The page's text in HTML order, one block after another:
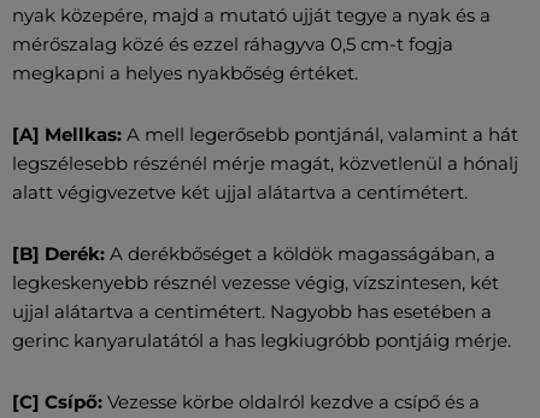
nyak közepére, majd a mutató ujját tegye a nyak és a
mérőszalag közé és ezzel ráhagyva 0,5 cm-t fogja
megkapni a helyes nyakbőség értéket.
[A] Mellkas: A mell legerősebb pontjánál, valamint a hát
legszélesebb részénél mérje magát, közvetlenül a hónalj
alatt végigvezetve két ujjal alátartva a centimétert.
[B] Derék: A derékbőséget a köldök magasságában, a
legkeskenyebb résznél vezesse végig, vízszintesen, két
ujjal alátartva a centimétert. Nagyobb has esetében a
gerinc kanyarulatától a has legkiugróbb pontjáig mérje.
[C] Csípő: Vezesse körbe oldalról kezdve a csípő és a